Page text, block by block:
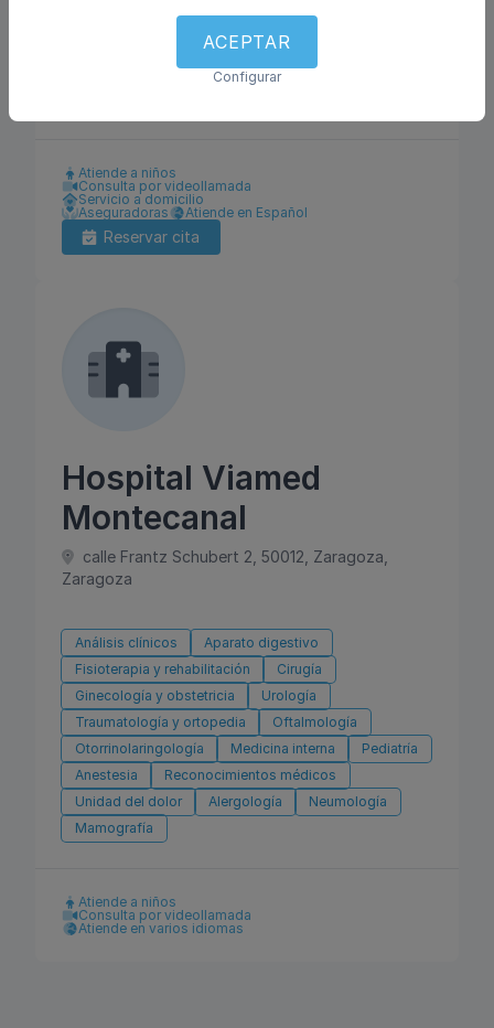
Traumatología y ortopedia
Dietética y nutrición
Dermatología y venereología
Medicina general
Atiende a niños
Consulta por videollamada
Servicio a domicilio
Aseguradoras
Atiende en Español
Reservar cita
Hospital Viamed
Montecanal
calle Frantz Schubert 2, 50012, Zaragoza,
Zaragoza
Análisis clínicos
Aparato digestivo
Fisioterapia y rehabilitación
Cirugía
Ginecología y obstetricia
Urología
Traumatología y ortopedia
Oftalmología
Otorrinolaringología
Medicina interna
Pediatría
Anestesia
Reconocimientos médicos
Unidad del dolor
Alergología
Neumología
Mamografía
Atiende a niños
Consulta por videollamada
Atiende en varios idiomas
ACEPTAR
Configurar